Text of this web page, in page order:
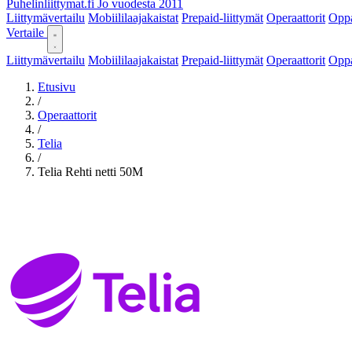
Puhelinliittymat.fi Jo vuodesta 2011
Liittymävertailu Mobiililaajakaistat Prepaid-liittymät Operaattorit
Vertaile
Liittymävertailu Mobiililaajakaistat Prepaid-liittymät Operaattorit
Etusivu
/
Operaattorit
/
Telia
/
Telia Rehti netti 50M